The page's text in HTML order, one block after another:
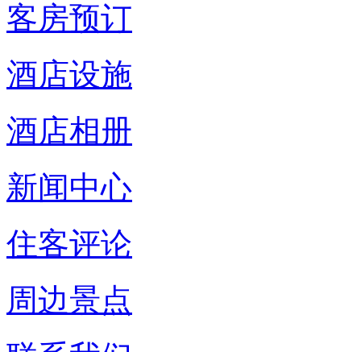
客房预订
酒店设施
酒店相册
新闻中心
住客评论
周边景点